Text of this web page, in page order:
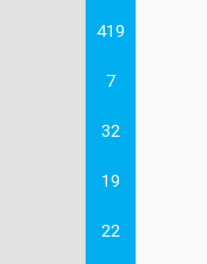
419
7
32
19
22